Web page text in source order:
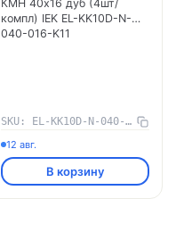
КМН 40х16 дуб (4шт/
компл) IEK EL-KK10D-N-
040-016-K11
SKU: EL-KK10D-N-040-016-K11
12 авг.
В корзину